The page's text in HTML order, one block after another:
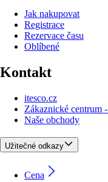
Jak nakupovat
Registrace
Rezervace času
Oblíbené
Kontakt
itesco.cz
Zákaznické centrum
Naše obchody
Užitečné odkazy
Cena